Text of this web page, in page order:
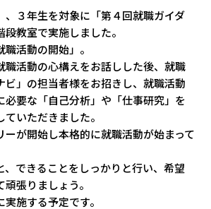
、３年生を対象に「第４回就職ガイダ
教室で実施しました。
活動の開始」。
職活動の心構えをお話しした後、就職
ビ」の担当者様をお招きし、就職活動
必要な「自己分析」や「仕事研究」を
いただきました。
ーが開始し本格的に就職活動が始まって
、できることをしっかりと行い、希望
張りましょう。
施する予定です。